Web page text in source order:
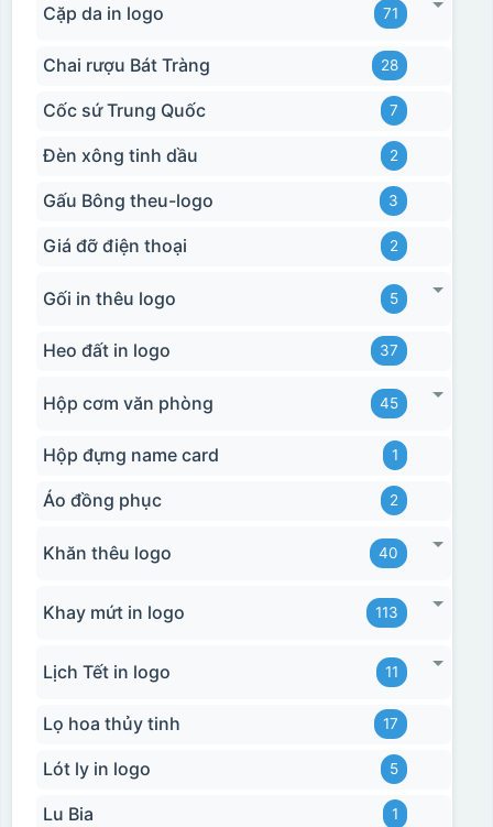
Cặp da in logo 71
Chai rượu Bát Tràng 28
Cốc sứ Trung Quốc 7
Đèn xông tinh dầu 2
Gấu Bông theu-logo 3
Giá đỡ điện thoại 2
Gối in thêu logo 5
Heo đất in logo 37
Hộp cơm văn phòng 45
Hộp đựng name card 1
Áo đồng phục 2
Khăn thêu logo 40
Khay mứt in logo 113
Lịch Tết in logo 11
Lọ hoa thủy tinh 17
Lót ly in logo 5
Lu Bia 1